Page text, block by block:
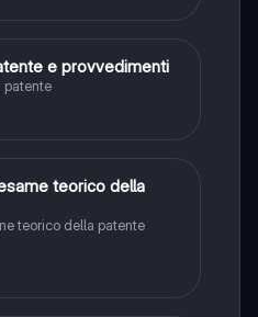
e provvedimenti
patente
teorico della
teorico della patente